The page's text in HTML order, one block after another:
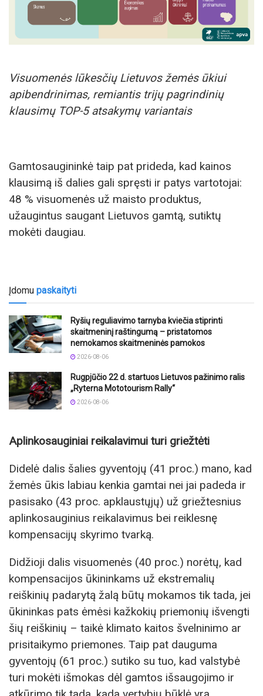
Visuomenės lūkesčių Lietuvos žemės ūkiui
apibendrinimas, remiantis trijų pagrindinių
klausimų TOP-5 atsakymų variantais
Gamtosaugininkė taip pat prideda, kad kainos
klausimą iš dalies gali spręsti ir patys vartotojai:
48 % visuomenės už maisto produktus,
užaugintus saugant Lietuvos gamtą, sutiktų
mokėti daugiau.
Įdomu paskaityti
Ryšių reguliavimo tarnyba kviečia stiprinti
skaitmeninį raštingumą – pristatomos
nemokamos skaitmeninės pamokos
2026-08-06
Rugpjūčio 22 d. startuos Lietuvos pažinimo ralis
„Ryterna Mototourism Rally“
2026-08-06
Aplinkosauginiai reikalavimui turi griežtėti
Didelė dalis šalies gyventojų (41 proc.) mano, kad
žemės ūkis labiau kenkia gamtai nei jai padeda ir
pasisako (43 proc. apklaustųjų) už griežtesnius
aplinkosauginius reikalavimus bei reiklesnę
kompensacijų skyrimo tvarką.
Didžioji dalis visuomenės (40 proc.) norėtų, kad
kompensacijos ūkininkams už ekstremalių
reiškinių padarytą žalą būtų mokamos tik tada, jei
ūkininkas pats ėmėsi kažkokių priemonių išvengti
šių reiškinių – taikė klimato kaitos švelninimo ar
prisitaikymo priemones. Taip pat dauguma
gyventojų (61 proc.) sutiko su tuo, kad valstybė
turi mokėti išmokas dėl gamtos išsaugojimo ir